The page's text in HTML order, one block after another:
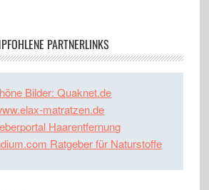
PARTNERLINKS
Bilder: Quaknet.de
matratzen.de
Haarentfernung
Ratgeber für Naturstoffe